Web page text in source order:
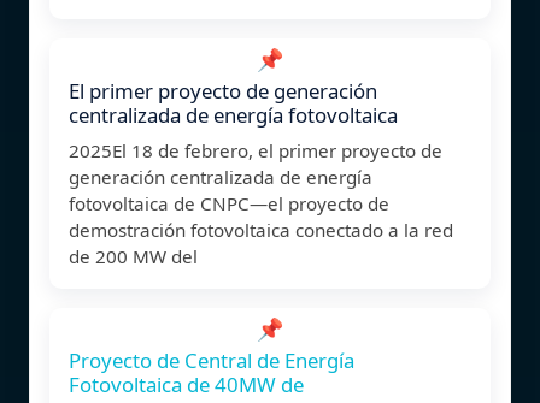
📌
El primer proyecto de generación
centralizada de energía fotovoltaica
2025El 18 de febrero, el primer proyecto de
generación centralizada de energía
fotovoltaica de CNPC—el proyecto de
demostración fotovoltaica conectado a la red
de 200 MW del
📌
Proyecto de Central de Energía
Fotovoltaica de 40MW de